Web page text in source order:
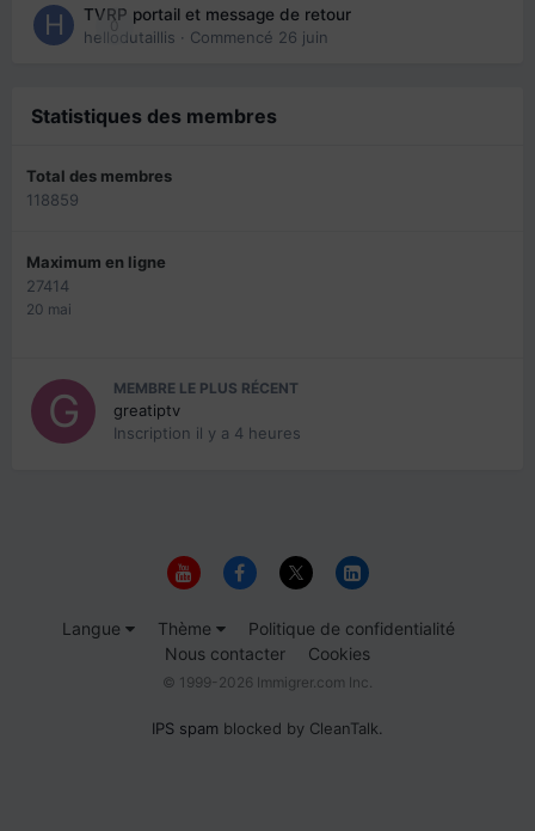
0
TVRP portail et message de retour
hellodutaillis · Commencé 26 juin
Statistiques des membres
Total des membres
118859
Maximum en ligne
27414
20 mai
MEMBRE LE PLUS RÉCENT
greatiptv
Inscription il y a 4 heures
Langue Thème
Politique de confidentialité
Nous contacter
Cookies
© 1999-2026 Immigrer.com Inc.
IPS spam blocked by CleanTalk.